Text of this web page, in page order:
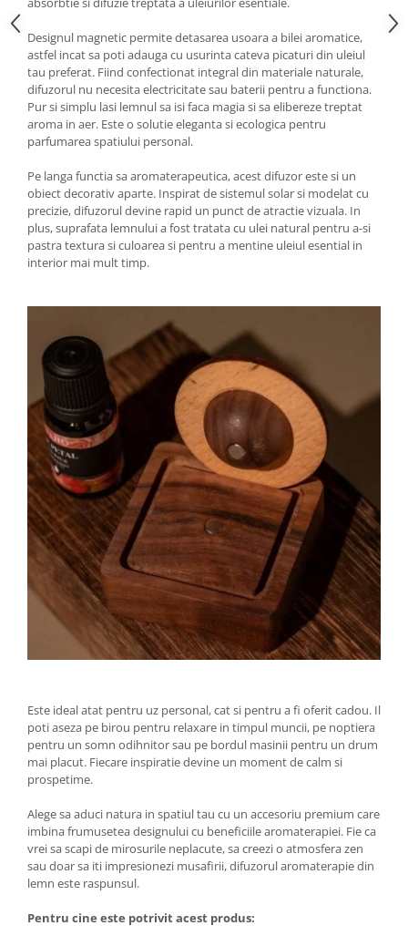
Designul magnetic permite detasarea usoara a bilei aromatice,
astfel incat sa poti adauga cu usurinta cateva picaturi din uleiul
tau preferat. Fiind confectionat integral din materiale naturale,
difuzorul nu necesita electricitate sau baterii pentru a functiona.
Pur si simplu lasi lemnul sa isi faca magia si sa elibereze treptat
aroma in aer. Este o solutie eleganta si ecologica pentru
parfumarea spatiului personal.
Pe langa functia sa aromaterapeutica, acest difuzor este si un
obiect decorativ aparte. Inspirat de sistemul solar si modelat cu
precizie, difuzorul devine rapid un punct de atractie vizuala. In
plus, suprafata lemnului a fost tratata cu ulei natural pentru a-si
pastra textura si culoarea si pentru a mentine uleiul esential in
interior mai mult timp.
Este ideal atat pentru uz personal, cat si pentru a fi oferit cadou. Il
poti aseza pe birou pentru relaxare in timpul muncii, pe noptiera
pentru un somn odihnitor sau pe bordul masinii pentru un drum
mai placut. Fiecare inspiratie devine un moment de calm si
prospetime.
Alege sa aduci natura in spatiul tau cu un accesoriu premium care
imbina frumusetea designului cu beneficiile aromaterapiei. Fie ca
vrei sa scapi de mirosurile neplacute, sa creezi o atmosfera zen
sau doar sa iti impresionezi musafirii, difuzorul aromaterapie din
lemn este raspunsul.
Pentru cine este potrivit acest produs: